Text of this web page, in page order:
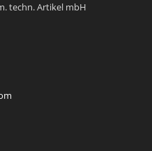
techn. Artikel mbH